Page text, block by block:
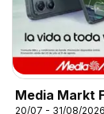
Media Markt
20/07 - 31/08/2026